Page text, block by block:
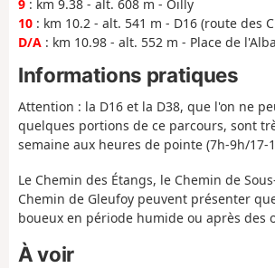
9 : km 9.38 - alt. 608 m - Oilly
10 : km 10.2 - alt. 541 m - D16 (route des
D/A : km 10.98 - alt. 552 m - Place de
Informations pratiques
Attention : la D16 et la D38, que l'on ne
quelques portions de ce parcours, sont
semaine aux heures de pointe (7h-9h/17-
Le Chemin des Étangs, le Chemin de
Chemin de Gleufoy peuvent présenter
boueux en période humide ou après des
À voir